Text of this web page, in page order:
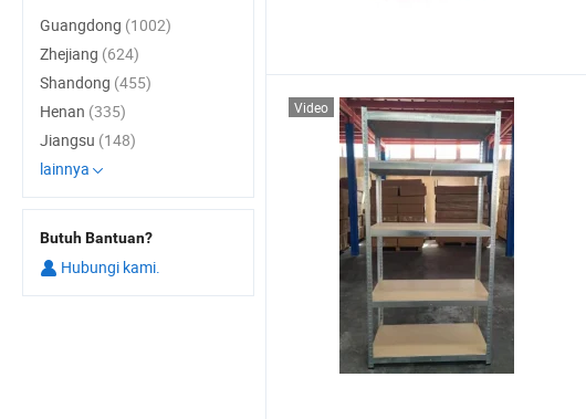
Video
Guangdong (1002)
Zhejiang (624)
Shandong (455)
Henan (335)
Jiangsu (148)
lainnya
Butuh Bantuan?
Hubungi kami.